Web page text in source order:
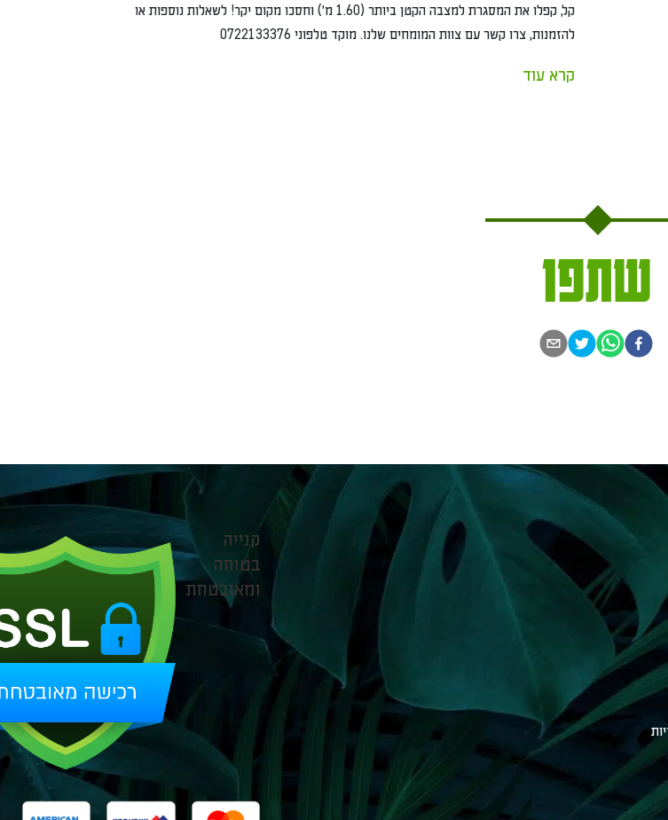
קל, קפלו את המסגרת למצבה הקטן ביותר (1.60 מ') וחסכו מקום יקר! לשאלות נוספות או
להזמנות, צרו קשר עם צוות המומחים שלנו. מוקד טלפוני 0722133376
שתפו
קנייה
בטוחה
ומאובטחת